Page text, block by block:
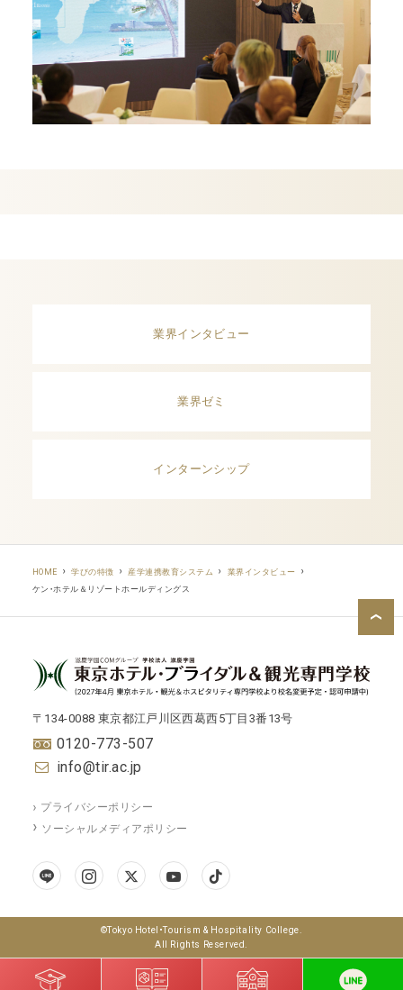
業界インタビュー
業界ゼミ
インターンシップ
HOME 学びの特徴 産学連携教育システム
業界インタビュー
ケン・ホテル＆リゾートホールディングス
〒134-0088 東京都江戸川区西葛西5丁目3番13号
0120-773-507
info@tir.ac.jp
プライバシーポリシー
ソーシャルメディアポリシー
©Tokyo Hotel•Tourism & Hospitality College.
All Rights Reserved.